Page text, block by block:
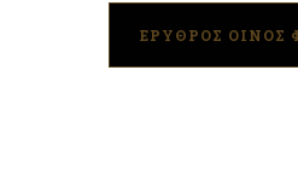
ΕΡΥΘΡΟΣ ΟΙΝΟΣ